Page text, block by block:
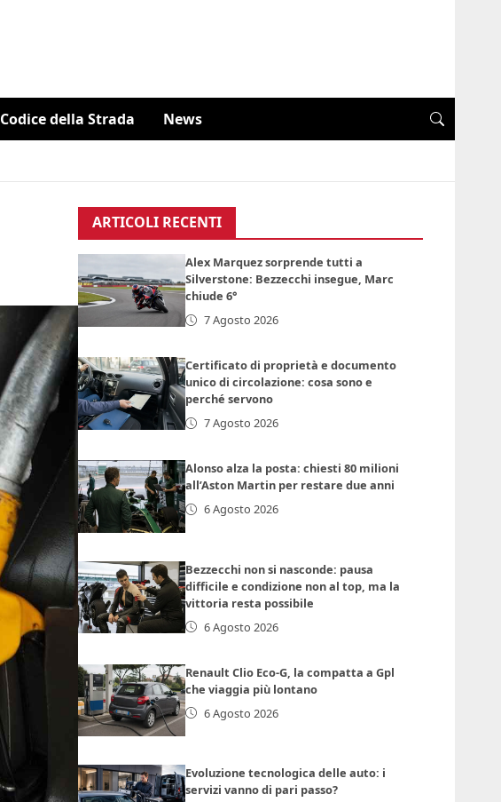
Codice della Strada News
ARTICOLI RECENTI
Alex Marquez sorprende tutti a
Silverstone: Bezzecchi insegue, Marc
chiude 6°
7 Agosto 2026
Certificato di proprietà e documento
unico di circolazione: cosa sono e
perché servono
7 Agosto 2026
Alonso alza la posta: chiesti 80 milioni
all’Aston Martin per restare due anni
6 Agosto 2026
Bezzecchi non si nasconde: pausa
difficile e condizione non al top, ma la
vittoria resta possibile
6 Agosto 2026
Renault Clio Eco-G, la compatta a Gpl
che viaggia più lontano
6 Agosto 2026
Evoluzione tecnologica delle auto: i
servizi vanno di pari passo?